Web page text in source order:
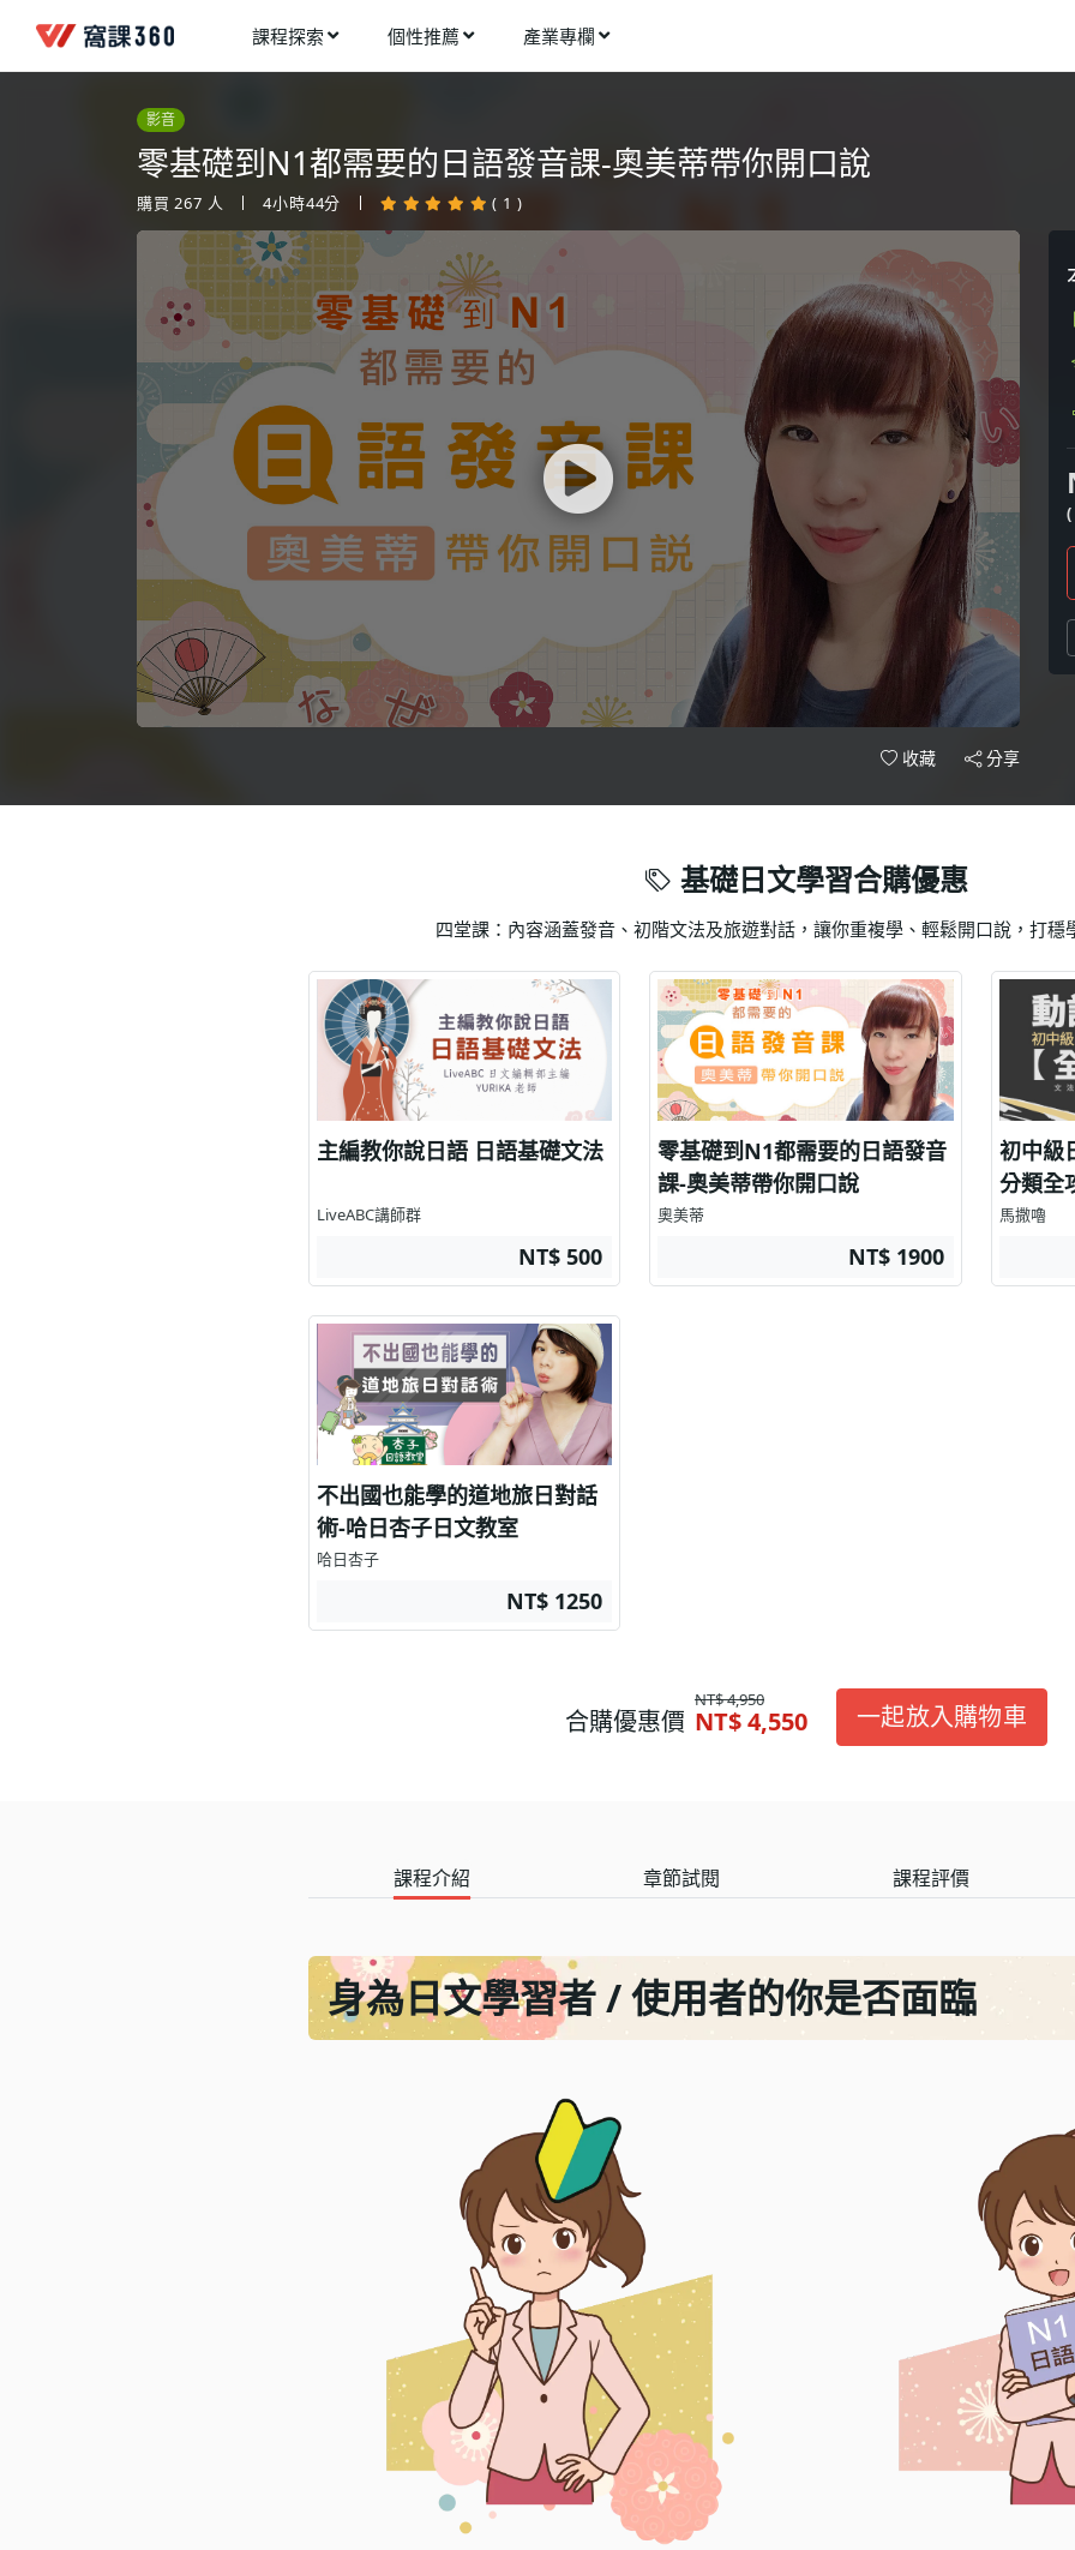
課程探索
多媒體動畫
健康生活
程式與資料庫
網頁設計
網路行銷
網路管理
語言學習
影視特效
辦公室應用
所有課程
個性推薦
架構師
創造者
領航者
溝通者
執行者
生活家
產業專欄
影像動畫
設計應用
健康生活
理財投資
所有專欄
今天想要學什麼?
窩課推薦給您
影音
零基礎到N1都需要的日語發音課-奧美蒂帶你開口說
購買 267 人 4小時44分 ( 1 )
收藏 分享
(
基礎日文學習合購優惠
四堂課：內容涵蓋發音、初階文法及旅遊對話，讓你重複學、輕鬆開口說，打穩
主編教你說日語 日語基礎文法
LiveABC講師群
NT$ 500
零基礎到N1都需要的日語發音
課-奧美蒂帶你開口說
奧美蒂
NT$ 1900
初中級
分類全
馬撒嚕
不出國也能學的道地旅日對話
術-哈日杏子日文教室
哈日杏子
NT$ 1250
合購優惠價
NT$ 4,950
NT$ 4,550 一起放入購物車
課程介紹 章節試閱 課程評價
身為日文學習者 / 使用者的你是否面臨